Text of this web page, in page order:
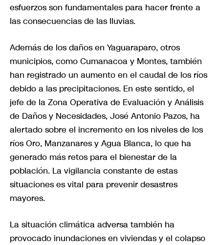
esfuerzos son fundamentales para hacer frente a
las consecuencias de las lluvias.
Además de los daños en Yaguaraparo, otros
municipios, como Cumanacoa y Montes, también
han registrado un aumento en el caudal de los ríos
debido a las precipitaciones. En este sentido, el
jefe de la Zona Operativa de Evaluación y Análisis
de Daños y Necesidades, José Antonio Pazos, ha
alertado sobre el incremento en los niveles de los
ríos Oro, Manzanares y Agua Blanca, lo que ha
generado más retos para el bienestar de la
población. La vigilancia constante de estas
situaciones es vital para prevenir desastres
mayores.
La situación climática adversa también ha
provocado inundaciones en viviendas y el colapso